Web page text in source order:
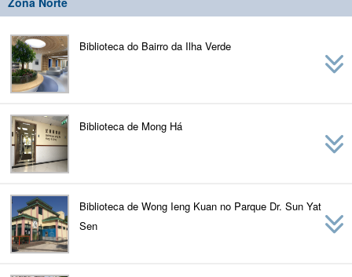
Biblioteca do Bairro da Ilha Verde
Biblioteca de Mong Há
Biblioteca de Wong Ieng Kuan no Parque Dr. Sun Yat
Sen